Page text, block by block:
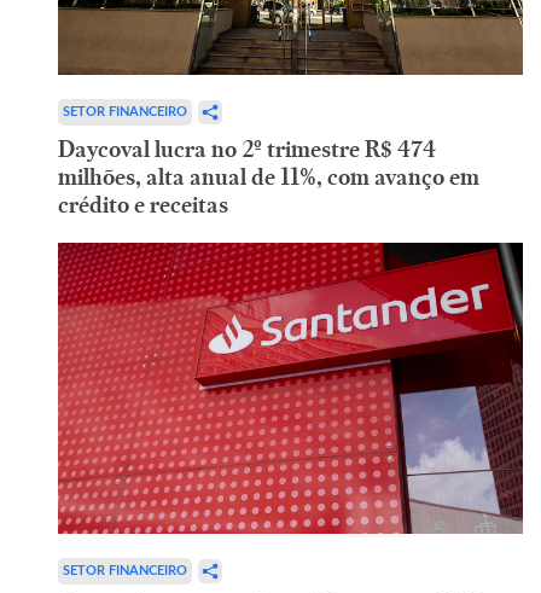
SETOR FINANCEIRO
Daycoval lucra no 2º trimestre R$ 474
milhões, alta anual de 11%, com avanço em
crédito e receitas
SETOR FINANCEIRO